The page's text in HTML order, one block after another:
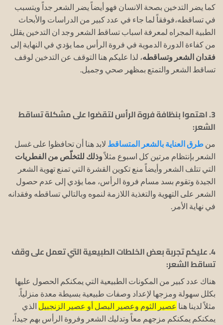
كما يضر التدخين بصحة الانسان فهو أيضاً يضر الشعر جداً ويتسبب
في تساقطه،فوفقاً لما جاء في عدد كبير من الدراسات والأبحاث
الطبية المجراه لمعرفة اسباب تساقط الشعر وجد ان التدخين يقلل
من كفاءة الدورة الدموية في فروة الرأس مما يؤدي في النهاية إلى
فقدان الشعر وتساقطه، لذا عليكم هنا التوقف عن التدخين لوقف
تساقط الشعر والتمتع بمظهر صحي وجميل.
3. اهتموا بنظافة فروة الرأس لتقضوا على مشكلة تساقط
الشعر:
من طرق العناية بالشعر المتساقط لابد هنا أن تحافظوا على غسل
الشعر بإنتظام مرتين كل اسبوع مثلاًوذلك للتخلّص من الفطريات
التي تتلف الشعر وأيضاً منع تكوين القشرة التي تمنع تهوية الشعر
الجيدة وتقوم بسد مسام فروة الرأس، مما يؤدي إلى عدم حصول
الشعر على التهوية والتغذية اللازمة لنموه وبالتالي تساقطه وفقدانه
في نهاية الأمر.
4. عليكم تجربة بعض الخلطات الطبيعية التي تعمل على وقف
تساقط الشعر:
هناك عدد كبير من المكونات الطبيعية التي يمكنكم الحصول عليها
بكلل سهولة ومزجها لإعداد وصفات طبيعية بسيطة معدة منزلياً.
مثلاً لدينا هنا عصير الثوم وعصير البصل أو عصير الزنجبيل الذي
يمكنكم يمكنكم مزجهم معاً وتدليك الشعر وفروة الرأس بهم جيداً،